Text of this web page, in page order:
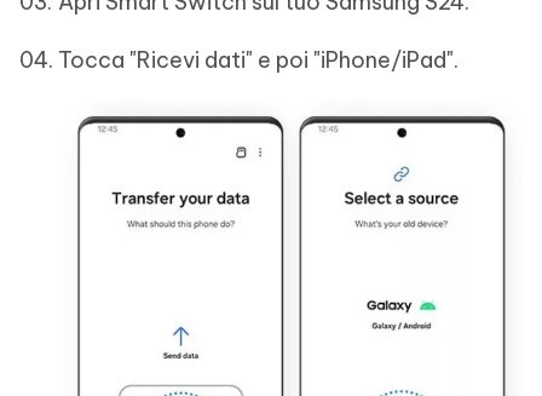
Tocca "Ricevi dati" e poi "iPhone/iPad".